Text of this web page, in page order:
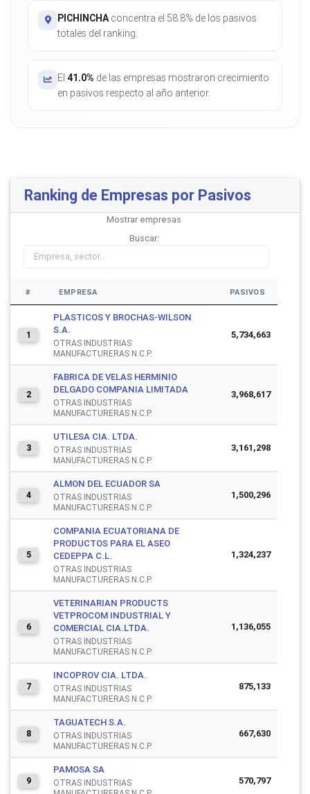
PICHINCHAconcentra el 58.8% de los pasivos
totales del ranking.
El 41.0% de las empresas mostraron crecimiento
en pasivos respecto al año anterior.
Ranking de Empresas por Pasivos
Mostrar empresas
Buscar:
# EMPRESA PASIVOS
1
PLASTICOS Y BROCHAS-WILSON
S.A.
OTRAS INDUSTRIAS
MANUFACTURERAS N.C.P.
5,734,663
2
FABRICA DE VELAS HERMINIO
DELGADO COMPANIA LIMITADA
OTRAS INDUSTRIAS
MANUFACTURERAS N.C.P.
3,968,617
3
UTILESA CIA. LTDA.
OTRAS INDUSTRIAS
MANUFACTURERAS N.C.P.
3,161,298
4
ALMON DEL ECUADOR SA
OTRAS INDUSTRIAS
MANUFACTURERAS N.C.P.
1,500,296
5
COMPANIA ECUATORIANA DE
PRODUCTOS PARA EL ASEO
CEDEPPA C.L.
OTRAS INDUSTRIAS
MANUFACTURERAS N.C.P.
1,324,237
6
VETERINARIAN PRODUCTS
VETPROCOM INDUSTRIAL Y
COMERCIAL CIA.LTDA.
OTRAS INDUSTRIAS
MANUFACTURERAS N.C.P.
1,136,055
7
INCOPROV CIA. LTDA.
OTRAS INDUSTRIAS
MANUFACTURERAS N.C.P.
875,133
8
TAGUATECH S.A.
OTRAS INDUSTRIAS
MANUFACTURERAS N.C.P.
667,630
9
PAMOSA SA
OTRAS INDUSTRIAS
570,797